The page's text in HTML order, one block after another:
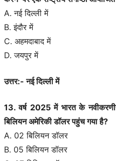
A. नई दिल्ली में
B. इंदौर में
C. अहमदाबाद में
D. जयपुर में
उत्तर:- नई दिल्ली में
13. वर्ष 2025 में भारत के
बिलियन अमेरिकी डॉलर पहुंच गया है?
A. 02 बिलियन डॉलर
B. 05 बिलियन डॉलर